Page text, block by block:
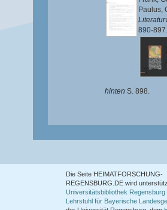
Paulus,
890-897.
hinten S. 898.
Die Seite HEIMATFORSCHUNG-
REGENSBURG.DE wird
Universitätsbibliothek Regensburg
Lehrstuhl für Bayerische